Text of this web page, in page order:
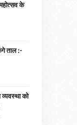
के
ताल :-
को